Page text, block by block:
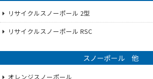
リサイクルスノーポール 2型
リサイクルスノーポール RSC
スノーポール 他
オレンジスノーポール